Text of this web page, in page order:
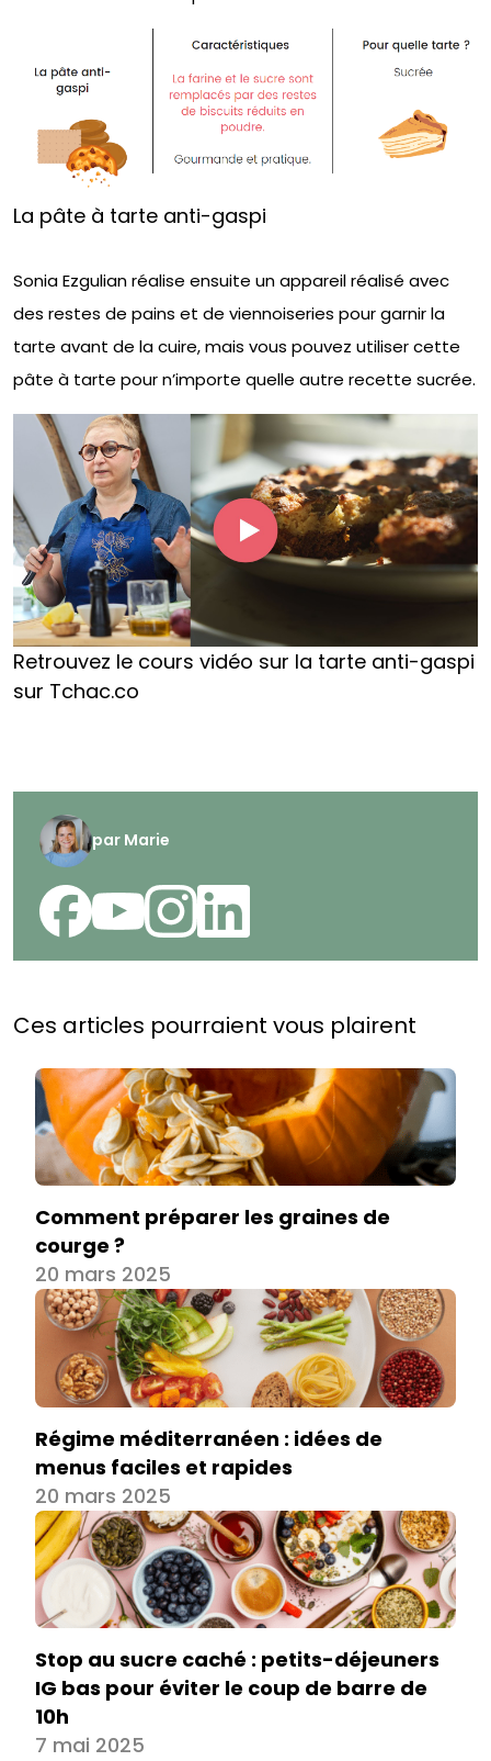
La pâte à tarte anti-gaspi
Sonia Ezgulian réalise ensuite un appareil réalisé avec
des restes de pains et de viennoiseries pour garnir la
tarte avant de la cuire, mais vous pouvez utiliser cette
pâte à tarte pour n’importe quelle autre recette sucrée.
Retrouvez le cours vidéo sur la tarte anti-gaspi
sur Tchac.co
par Marie
Ces articles pourraient vous plairent
Comment préparer les graines de
courge ?
20 mars 2025
Régime méditerranéen : idées de
menus faciles et rapides
20 mars 2025
Stop au sucre caché : petits-déjeuners
IG bas pour éviter le coup de barre de
10h
7 mai 2025